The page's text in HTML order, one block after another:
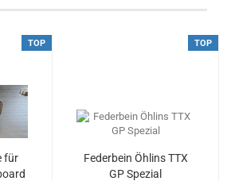
TOP
für
TOP
Federbein Öhlins TTX
GP Spezial